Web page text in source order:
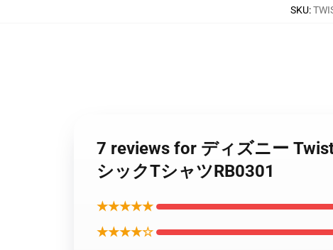
SKU:
7 reviews for ディズニー
シックTシャツRB0301
★★★★★
★★★★☆